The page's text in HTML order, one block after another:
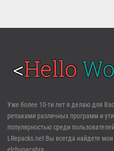
Войти
Забыли пароль?
Уже более 10-ти лет я делаю для
репаками различных программ и
популярностью среди
LRepacks.net Вы всегда найдете
elchupacabra.